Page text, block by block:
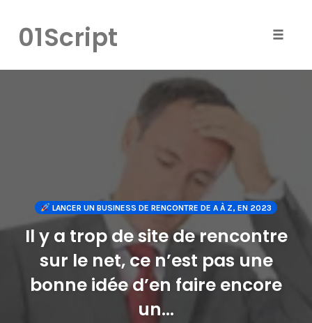
content01Script
LANCER UN BUSINESS DE RENCONTRE DE A À Z, EN 2023
Il y a trop de site de rencontre
sur le net, ce n’est pas une
bonne idée d’en faire encore
un…